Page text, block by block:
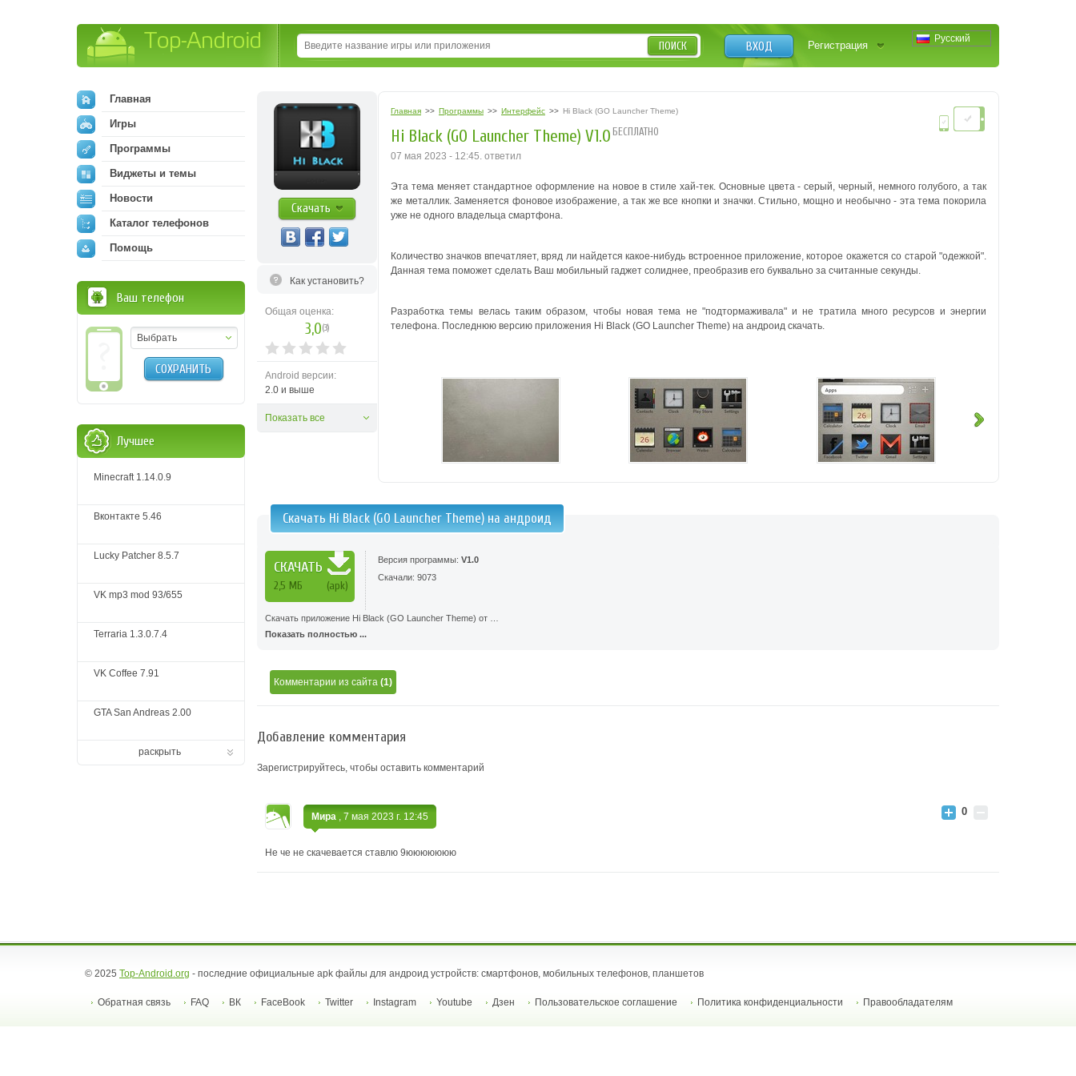
Русский
ВХОД Регистрация
ПОИСК
Скачать
Как установить?
Общая оценка:
3,0(3)
Android версии:
2.0 и выше
Показать все
Главная >> Программы >> Интерфейс >> Hi Black (GO Launcher Theme)
Hi Black (GO Launcher Theme) V1.0 БЕСПЛАТНО
07 мая 2023 - 12:45. ответил
Эта тема меняет стандартное оформление на новое в стиле хай-тек. Основные цвета - серый, черный, немного голубого, а так
же металлик. Заменяется фоновое изображение, а так же все кнопки и значки. Стильно, мощно и необычно - эта тема покорила
уже не одного владельца смартфона.
Количество значков впечатляет, вряд ли найдется какое-нибудь встроенное приложение, которое окажется со старой "одежкой".
Данная тема поможет сделать Ваш мобильный гаджет солиднее, преобразив его буквально за считанные секунды.
Разработка темы велась таким образом, чтобы новая тема не "подтормаживала" и не тратила много ресурсов и энергии
телефона. Последнюю версию приложения Hi Black (GO Launcher Theme) на андроид скачать.
Скачать Hi Black (GO Launcher Theme) на андроид
СКАЧАТЬ
2,5 MБ (apk)
Версия программы: V1.0
Скачали: 9073
Скачать приложение Hi Black (GO Launcher Theme) от …
Показать полностью ...
Комментарии из сайта (1)
Добавление комментария
Зарегистрируйтесь, чтобы оставить комментарий
Мира , 7 мая 2023 г. 12:45 0
Не че не скачевается ставлю 9ююююююю
Главная
Игры
Программы
Виджеты и темы
Новости
Каталог телефонов
Помощь
Ваш телефон
Выбрать
СОХРАНИТЬ
Лучшее
Minecraft 1.14.0.9
Вконтакте 5.46
Lucky Patcher 8.5.7
VK mp3 mod 93/655
Terraria 1.3.0.7.4
VK Coffee 7.91
GTA San Andreas 2.00
раскрыть
© 2025 Top-Android.org - последние официальные apk файлы для андроид устройств: смартфонов, мобильных телефонов, планшетов
Обратная связь FAQ ВК FaceBook Twitter Instagram Youtube Дзен Пользовательское соглашение Политика конфиденциальности Правообладателям